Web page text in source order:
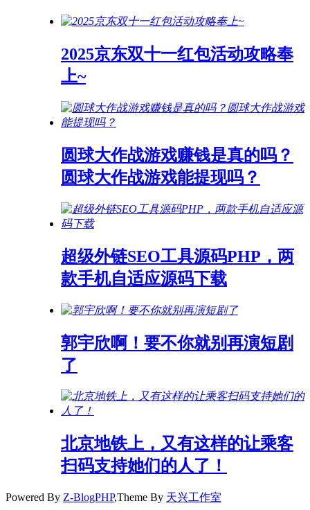
2025京东双十一红包活动攻略奉
上~
圆球大作战游戏赚钱是真的吗？
圆球大作战游戏能提现吗？
超级外链SEO工具源码PHP，两
款手机自适应源码下载
郭宇欣啊！要不你就别再演短剧
了
北京地铁上，又有这样的让乘客
扫码支持她们的人了！
Powered By Z-BlogPHP,Theme By 天兴工作室